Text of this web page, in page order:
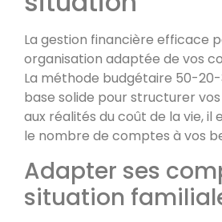
La gestion financière efficace
organisation adaptée de vos
La méthode budgétaire 50-
base solide pour structurer
aux réalités du coût de la vie, il
le nombre de comptes à vos
Adapter ses
situation